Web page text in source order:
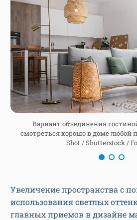
Вариант объединения
смотреться хорошо в доме любой
Shot / Shutterstock /
Увеличение пространства с
использования светлых
главных приемов в дизайне